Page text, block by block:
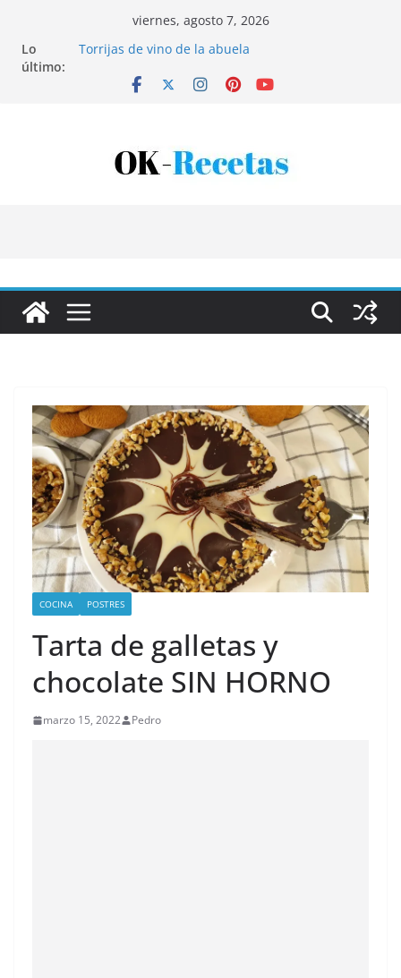
contenido
viernes, agosto 7, 2026
Lo
último:
Torrijas de vino de la abuela
Bandeja de pescaíto frito
COCINA POSTRES
Tarta de galletas y
chocolate SIN HORNO
marzo 15, 2022 Pedro